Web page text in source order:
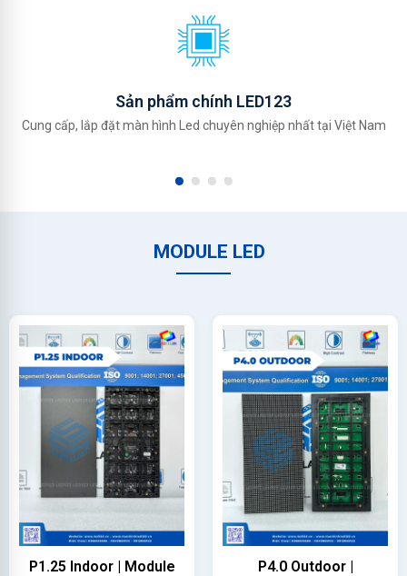
Sản phẩm chính LED123
Cung cấp, lắp đặt màn hình Led chuyên nghiệp nhất tại Việt Nam
MODULE LED
P1.25 Indoor | Module
P4.0 Outdoor |